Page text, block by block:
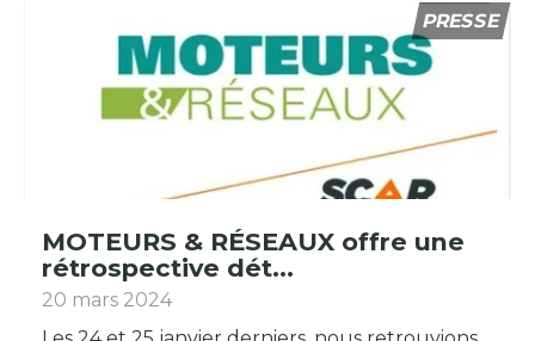
PRESSE
MOTEURS & RÉSEAUX offre une
rétrospective dét...
20 mars 2024